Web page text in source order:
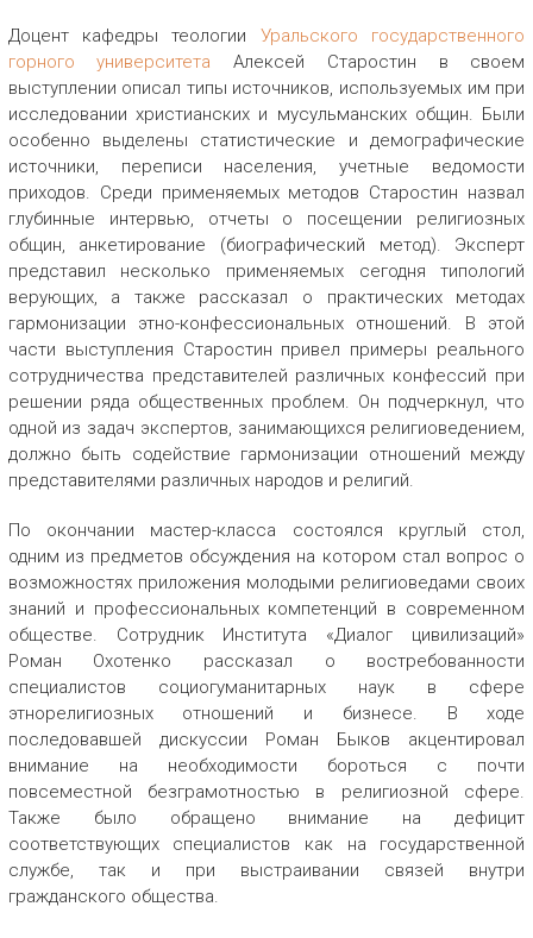
Доцент кафедры теологии Уральского государственного
горного университета Алексей Старостин в своем
выступлении описал типы источников, используемых им при
исследовании христианских и мусульманских общин. Были
особенно выделены статистические и демографические
источники, переписи населения, учетные ведомости
приходов. Среди применяемых методов Старостин назвал
глубинные интервью, отчеты о посещении религиозных
общин, анкетирование (биографический метод). Эксперт
представил несколько применяемых сегодня типологий
верующих, а также рассказал о практических методах
гармонизации этно-конфессиональных отношений. В этой
части выступления Старостин привел примеры реального
сотрудничества представителей различных конфессий при
решении ряда общественных проблем. Он подчеркнул, что
одной из задач экспертов, занимающихся религиоведением,
должно быть содействие гармонизации отношений между
представителями различных народов и религий.
По окончании мастер-класса состоялся круглый стол,
одним из предметов обсуждения на котором стал вопрос о
возможностях приложения молодыми религиоведами своих
знаний и профессиональных компетенций в современном
обществе. Сотрудник Института «Диалог цивилизаций»
Роман Охотенко рассказал о востребованности
специалистов социогуманитарных наук в сфере
этнорелигиозных отношений и бизнесе. В ходе
последовавшей дискуссии Роман Быков акцентировал
внимание на необходимости бороться с почти
повсеместной безграмотностью в религиозной сфере.
Также было обращено внимание на дефицит
соответствующих специалистов как на государственной
службе, так и при выстраивании связей внутри
гражданского общества.